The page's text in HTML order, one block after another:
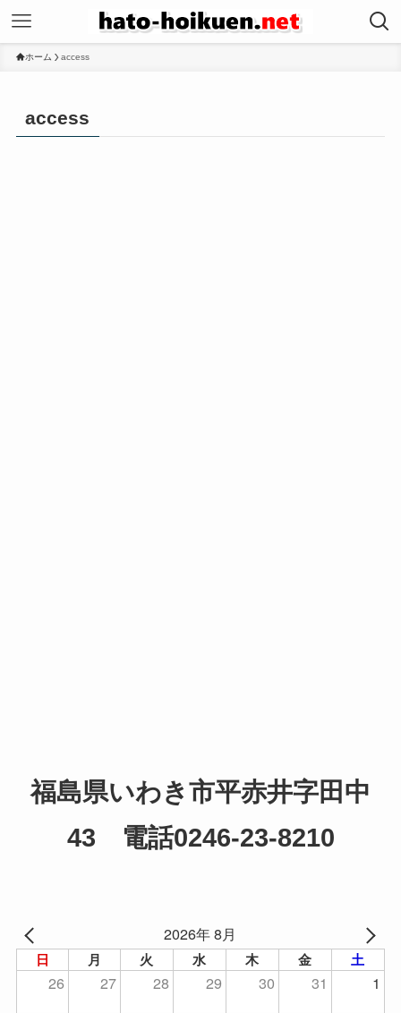
ホーム access
access
福島県いわき市平赤井字田中
43 電話0246-23-8210
2026年 8月
日 月 火 水 木 金 土
26 27 28 29 30 31
1